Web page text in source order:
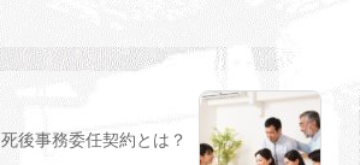
死後事務委任契約とは？